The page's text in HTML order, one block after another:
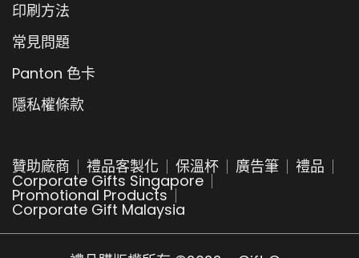
印刷方法
常見問題
Panton 色卡
隱私權條款
贊助廠商 禮品客製化 保溫杯 廣告筆 禮品
Corporate Gifts Singapore
Promotional Products
Corporate Gift Malaysia